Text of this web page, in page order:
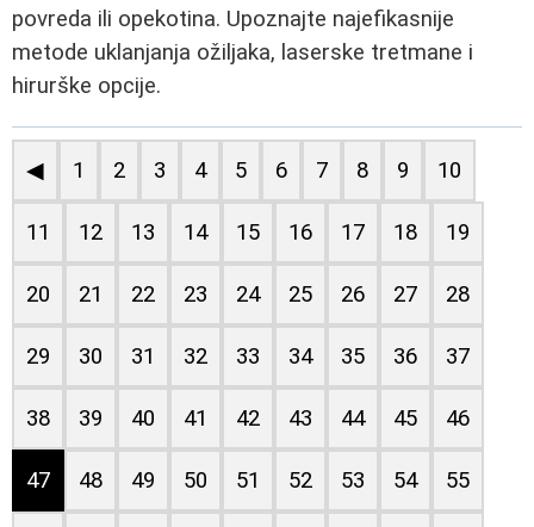
povreda ili opekotina. Upoznajte najefikasnije
metode uklanjanja ožiljaka, laserske tretmane i
hirurške opcije.
◀ 1 2 3 4 5 6 7 8 9 10
11 12 13 14 15 16 17 18 19
20 21 22 23 24 25 26 27 28
29 30 31 32 33 34 35 36 37
38 39 40 41 42 43 44 45 46
47 48 49 50 51 52 53 54 55